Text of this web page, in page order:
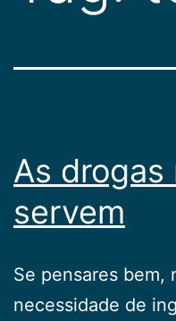
As drogas
servem
Se pensares bem,
necessidade de